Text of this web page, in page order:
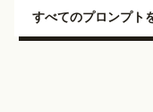
すべてのプロンプト